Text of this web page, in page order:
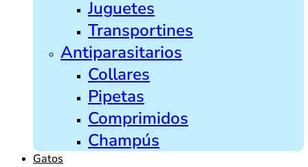
Juguetes
Transportines
Antiparasitarios
Collares
Pipetas
Comprimidos
Champús
Gatos